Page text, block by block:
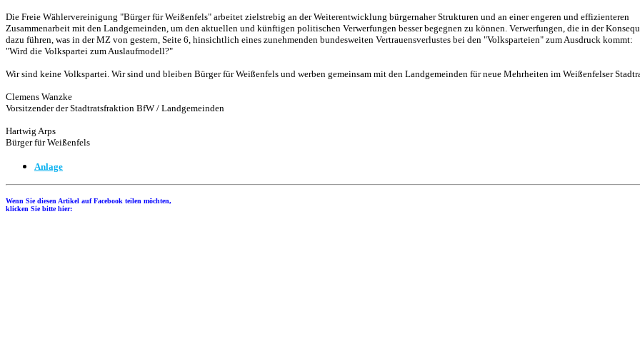
Die Freie Wählervereinigung "Bürger für Weißenfels" arbeitet zielstrebig an der Weiterentwicklung bürgernaher Strukturen und an einer engeren und effizienteren
Zusammenarbeit mit den Landgemeinden, um den aktuellen und künftigen politischen Verwerfungen besser begegnen zu können. Verwerfungen, die in der
dazu führen, was in der MZ von gestern, Seite 6, hinsichtlich eines zunehmenden bundesweiten Vertrauensverlustes bei den "Volksparteien" zum Ausdruck kommt:
"Wird die Volkspartei zum Auslaufmodell?"
Wir sind keine Volkspartei. Wir sind und bleiben Bürger für Weißenfels und werben gemeinsam mit den Landgemeinden für neue Mehrheiten im Weißenfelser
Clemens Wanzke
Vorsitzender der Stadtratsfraktion BfW / Landgemeinden
Hartwig Arps
Bürger für Weißenfels
Anlage
Wenn Sie diesen Artikel auf Facebook teilen möchten,
klicken Sie bitte hier: